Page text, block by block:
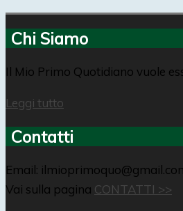
Chi Siamo
Il Mio Primo Quotidiano vuole
Leggi tutto
Contatti
Email:
Vai sulla pagina CONTATTI >>